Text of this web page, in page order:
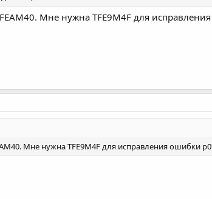
Мне нужна TFE9M4F для
Мне нужна TFE9M4F для исправления ошибки